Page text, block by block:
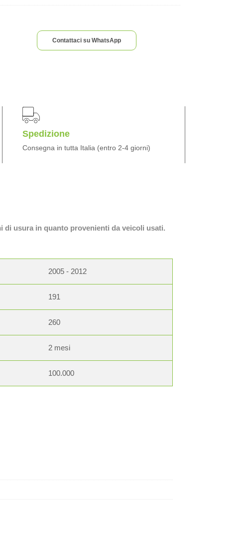
Contattaci su WhatsApp
Spedizione
Consegna in tutta Italia (entro 2-4 giorni)
usura in quanto provenienti da veicoli usati.
2005 - 2012
191
260
2 mesi
100.000